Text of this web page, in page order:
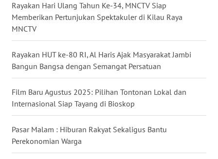
Rayakan Hari Ulang Tahun Ke-34, MNCTV Siap
Memberikan Pertunjukan Spektakuler di Kilau Raya
MNCTV
Rayakan HUT ke-80 RI, Al Haris Ajak Masyarakat Jambi
Bangun Bangsa dengan Semangat Persatuan
Film Baru Agustus 2025: Pilihan Tontonan Lokal dan
Internasional Siap Tayang di Bioskop
Pasar Malam : Hiburan Rakyat Sekaligus Bantu
Perekonomian Warga
WN
LAMPUNG
JATENG
NUSANTARA
WN
JOGJA
WN